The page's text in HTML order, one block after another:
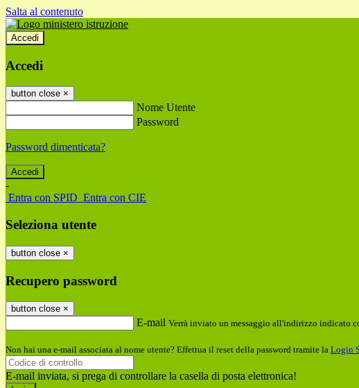
Salta al contenuto
Accedi
Accedi
button close ×
Nome Utente
Password
Password dimenticata?
-
Entra con SPID Entra con CIE
Seleziona utente
button close ×
Recupero password
button close ×
E-mail Verrà inviato un messaggio all'indirizzo indicato
Non hai una e-mail associata al nome utente? Effettua il reset della password tramite la Login
E-mail inviata, si prega di controllare la casella di posta elettronica!